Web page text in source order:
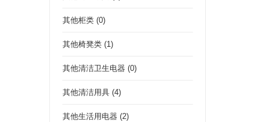
其他柜类 (0)
其他椅凳类 (1)
其他清洁卫生电器 (0)
其他清洁用具 (4)
其他生活用电器 (2)